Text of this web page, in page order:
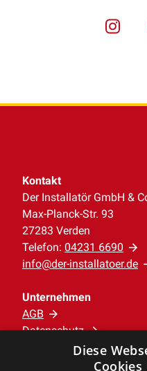
Kontakt
Der Installatör GmbH &
Max-Planck-Str. 93
27283 Verden
Telefon: 04231 6690
info@der-installatoer.de
Unternehmen
AGB
Datenschutz
Impressum
Barrierefreiheitserklärung
Diese